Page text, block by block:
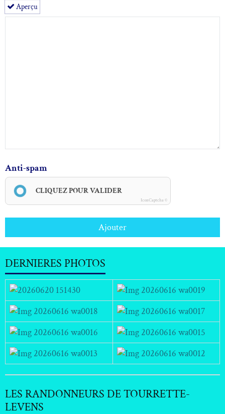
Aperçu
Anti-spam
CLIQUEZ POUR VALIDER
IconCaptcha ©
Ajouter
DERNIERES PHOTOS
LES RANDONNEURS DE TOURRETTE-
LEVENS